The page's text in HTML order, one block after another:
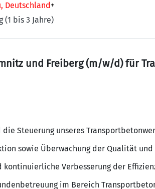
Deutschland+
(1 bis 3 Jahre)
und Freiberg (m/w/d) für
Steuerung unseres
sowie Überwachung der Qualität
Verbesserung der
im Bereich